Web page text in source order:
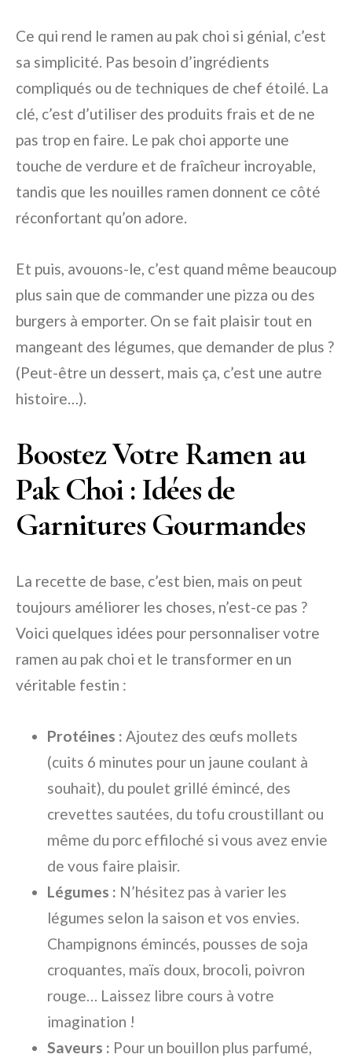
Ce qui rend le ramen au pak choi si génial, c’est
sa simplicité. Pas besoin d’ingrédients
compliqués ou de techniques de chef étoilé. La
clé, c’est d’utiliser des produits frais et de ne
pas trop en faire. Le pak choi apporte une
touche de verdure et de fraîcheur incroyable,
tandis que les nouilles ramen donnent ce côté
réconfortant qu’on adore.
Et puis, avouons-le, c’est quand même beaucoup
plus sain que de commander une pizza ou des
burgers à emporter. On se fait plaisir tout en
mangeant des légumes, que demander de plus ?
(Peut-être un dessert, mais ça, c’est une autre
histoire…).
Boostez Votre Ramen au
Pak Choi : Idées de
Garnitures Gourmandes
La recette de base, c’est bien, mais on peut
toujours améliorer les choses, n’est-ce pas ?
Voici quelques idées pour personnaliser votre
ramen au pak choi et le transformer en un
véritable festin :
Protéines : Ajoutez des œufs mollets
(cuits 6 minutes pour un jaune coulant à
souhait), du poulet grillé émincé, des
crevettes sautées, du tofu croustillant ou
même du porc effiloché si vous avez envie
de vous faire plaisir.
Légumes : N’hésitez pas à varier les
légumes selon la saison et vos envies.
Champignons émincés, pousses de soja
croquantes, maïs doux, brocoli, poivron
rouge… Laissez libre cours à votre
imagination !
Saveurs : Pour un bouillon plus parfumé,